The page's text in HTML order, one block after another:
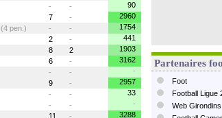
- -
90
7 -
2960
(4 pen.) - -
1754
2 -
441
8 2
1903
6 -
3162
- -
-
9 -
2957
- -
33
- -
-
11 -
3288
Partenaires
Foot
Football Ligue
Web Girondins